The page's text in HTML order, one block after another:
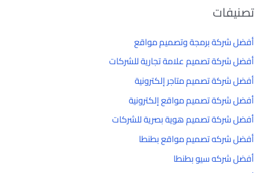
تصنيفات
أفضل شركة برمجة وتصميم مواقع
أفضل شركة تصميم علامة تجارية للشركات
أفضل شركة تصميم متاجر إلكترونية
أفضل شركة تصميم مواقع إلكترونية
أفضل شركة تصميم هوية بصرية للشركات
أفضل شركه تصميم مواقع بطنطا
أفضل شركه سيو بطنطا